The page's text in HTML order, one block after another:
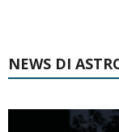
NEWS DI